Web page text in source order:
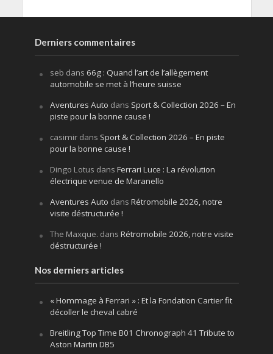
Derniers commentaires
seb dans 66g : Quand l’art de l’allègement
automobile se met à l’heure suisse
Aventures Auto dans Sport & Collection 2026 – En
piste pour la bonne cause !
casimirdans Sport & Collection 2026 – En piste
pour la bonne cause !
Dingo Lotus dans Ferrari Luce : La révolution
électrique venue de Maranello
Aventures Auto dans Rétromobile 2026, notre
visite déstructurée !
The Maxque. dans Rétromobile 2026, notre visite
déstructurée !
Nos derniers articles
« Hommage à Ferrari » : Et la Fondation Cartier fit
décoller le cheval cabré
Breitling Top Time B01 Chronograph 41 Tribute to
Aston Martin DB5